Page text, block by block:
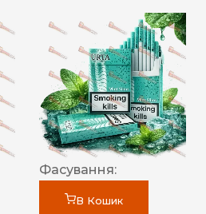
Фасування:
В Кошик